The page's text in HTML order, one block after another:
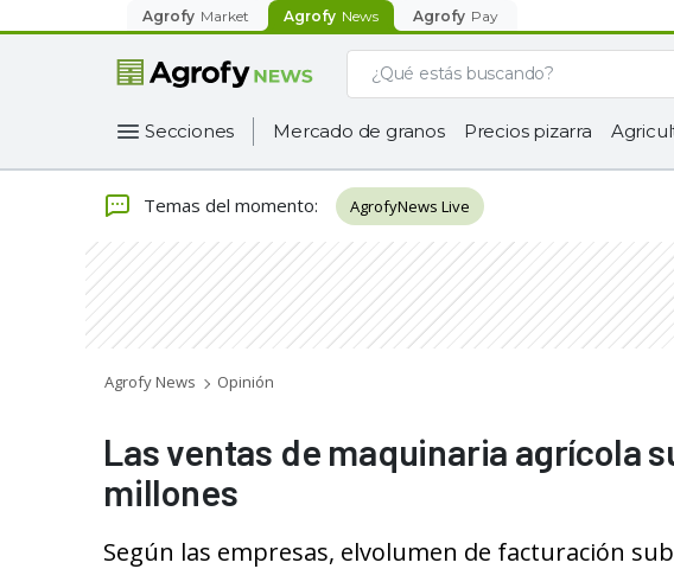
Agrofy Market Agrofy News Agrofy Pay
Secciones Mercado de granos Precios pizarra
Temas del momento: AgrofyNews Live
Agrofy News Opinión
Las ventas de maquinaria agrícola
millones
Según las empresas, elvolumen de facturación